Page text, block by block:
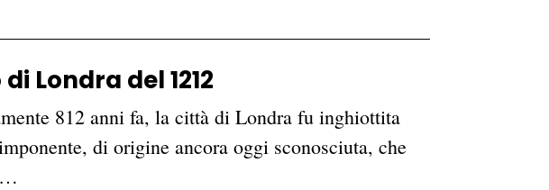
Londra del 1212
812 anni fa, la città di Londra fu inghiottita
di origine ancora oggi sconosciuta, che